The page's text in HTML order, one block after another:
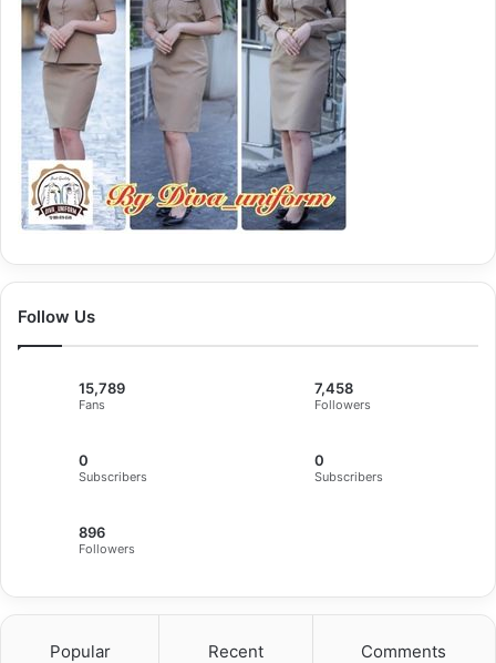
Follow Us
15,789
Fans
7,458
Followers
0
Subscribers
0
Subscribers
896
Followers
Popular Recent Comments